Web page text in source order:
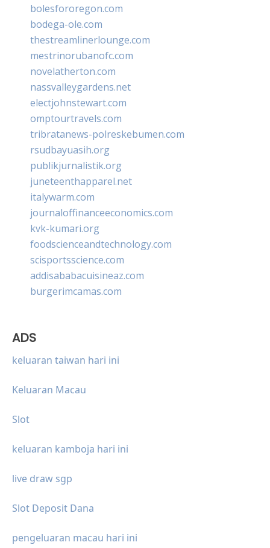
bolesfororegon.com
bodega-ole.com
thestreamlinerlounge.com
mestrinorubanofc.com
novelatherton.com
nassvalleygardens.net
electjohnstewart.com
omptourtravels.com
tribratanews-polreskebumen.com
rsudbayuasih.org
publikjurnalistik.org
juneteenthapparel.net
italywarm.com
journaloffinanceeconomics.com
kvk-kumari.org
foodscienceandtechnology.com
scisportsscience.com
addisababacuisineaz.com
burgerimcamas.com
ADS
keluaran taiwan hari ini
Keluaran Macau
Slot
keluaran kamboja hari ini
live draw sgp
Slot Deposit Dana
pengeluaran macau hari ini